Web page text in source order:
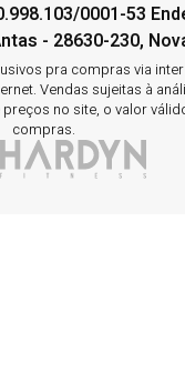
0001-53
- 28630-230,
pra compras via
Vendas sujeitas à
no site, o valor
compras.